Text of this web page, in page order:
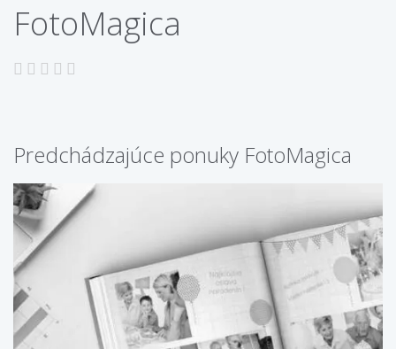
FotoMagica
Predchádzajúce ponuky FotoMagica